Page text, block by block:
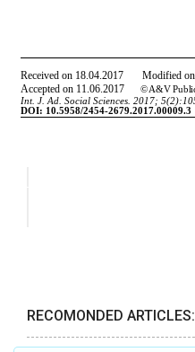
RECOMONDED ARTICLES: